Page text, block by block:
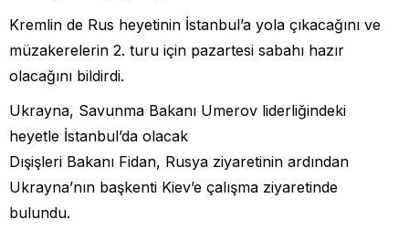
Kremlin de Rus heyetinin İstanbul’a yola çıkacağını ve
müzakerelerin 2. turu için pazartesi sabahı hazır
olacağını bildirdi.
Ukrayna, Savunma Bakanı Umerov liderliğindeki
heyetle İstanbul’da olacak
Dışişleri Bakanı Fidan, Rusya ziyaretinin ardından
Ukrayna’nın başkenti Kiev’e çalışma ziyaretinde
bulundu.